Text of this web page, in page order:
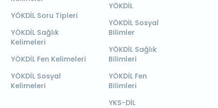
YÖKDİL Soru Tipleri
YÖKDİL Sağlık
Kelimeleri
YÖKDİL Fen Kelimeleri
YÖKDİL Sosyal
Kelimeleri
YÖKDİL
YÖKDİL Sosyal
Bilimler
YÖKDİL Sağlık
Bilimleri
YÖKDİL Fen
Bilimleri
YKS-DİL